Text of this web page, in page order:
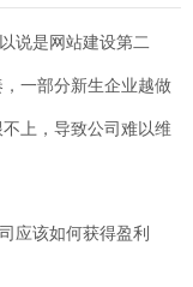
说是网站建设第二
一部分新生企业越做
上，导致公司难以维
应该如何获得盈利